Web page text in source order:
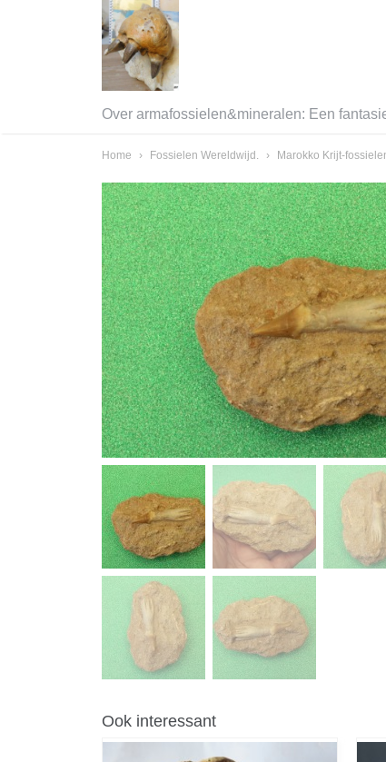
Over armafossielen&mineralen: Een
Home › Fossielen Wereldwijd. › Marokko Krijt-
Ook interessant